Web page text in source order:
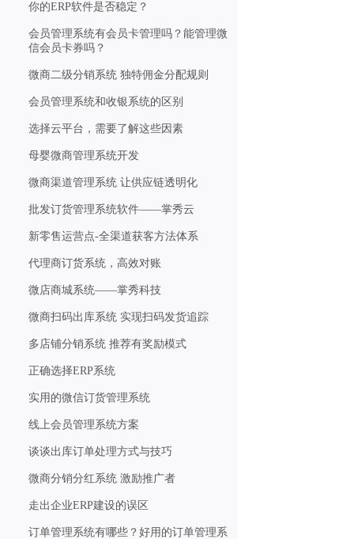
你的ERP软件是否稳定？
会员管理系统有会员卡管理吗？能管理微
信会员卡券吗？
微商二级分销系统 独特佣金分配规则
会员管理系统和收银系统的区别
选择云平台，需要了解这些因素
母婴微商管理系统开发
微商渠道管理系统 让供应链透明化
批发订货管理系统软件——掌秀云
新零售运营点-全渠道获客方法体系
代理商订货系统，高效对账
微店商城系统——掌秀科技
微商扫码出库系统 实现扫码发货追踪
多店铺分销系统 推荐有奖励模式
正确选择ERP系统
实用的微信订货管理系统
线上会员管理系统方案
谈谈出库订单处理方式与技巧
微商分销分红系统 激励推广者
走出企业ERP建设的误区
订单管理系统有哪些？好用的订单管理系